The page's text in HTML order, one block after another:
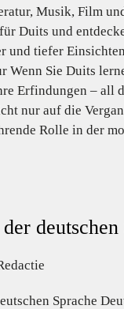
Musik, Film
Duits und
und tiefer
Wenn Sie Duits
Erfindungen – all
nur auf die
Rolle in der
deutschen
Sprache